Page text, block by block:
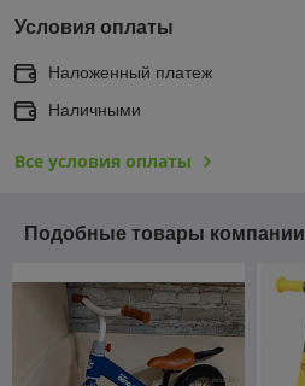
Условия оплаты
Наложенный платеж
Наличными
Все условия оплаты
Подобные товары компании